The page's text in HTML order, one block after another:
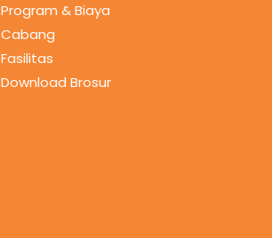
Program & Biaya
Cabang
Fasilitas
Download Brosur